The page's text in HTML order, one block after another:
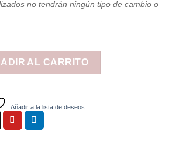
no tendrán ningún tipo de cambio o
cantidad
AL CARRITO
Añadir a la lista de deseos